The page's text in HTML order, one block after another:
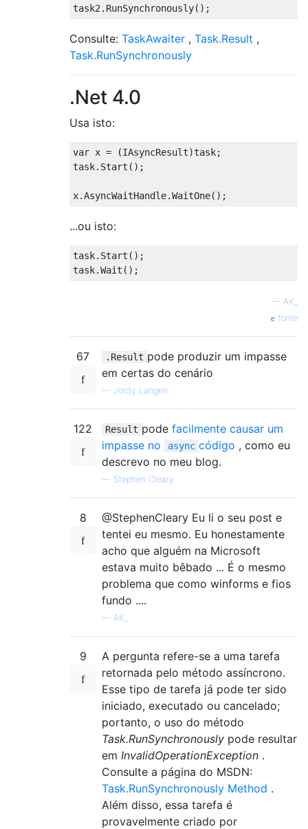
task2 . RunSynchronously();
Consulte: TaskAwaiter , Task.Result ,
Task.RunSynchronously
.Net 4.0
Usa isto:
var x = (IAsyncResult)task;
task. Start ();
x.AsyncWaitHandle.WaitOne();
...ou isto:
task. Start ();
task.Wait ();
— AK_
fonte
67 .Result pode produzir um impasse
em certas do cenário
— Jordy Langen
122 Result pode facilmente causar um
impasse no
async código , como eu
descrevo no meu blog.
— Stephen Cleary
8
@StephenCleary Eu li o seu post e
tentei eu mesmo. Eu honestamente
acho que alguém na Microsoft
estava muito bêbado ... É o mesmo
problema que como winforms e fios
fundo ....
— AK_
9
A pergunta refere-se a uma tarefa
retornada pelo método assíncrono.
Esse tipo de tarefa já pode ter sido
iniciado, executado ou cancelado;
portanto, o uso do método
Task.RunSynchronously pode resultar
em InvalidOperationException .
Consulte a página do MSDN:
Task.RunSynchronously Method .
Além disso, essa tarefa é
provavelmente criado por